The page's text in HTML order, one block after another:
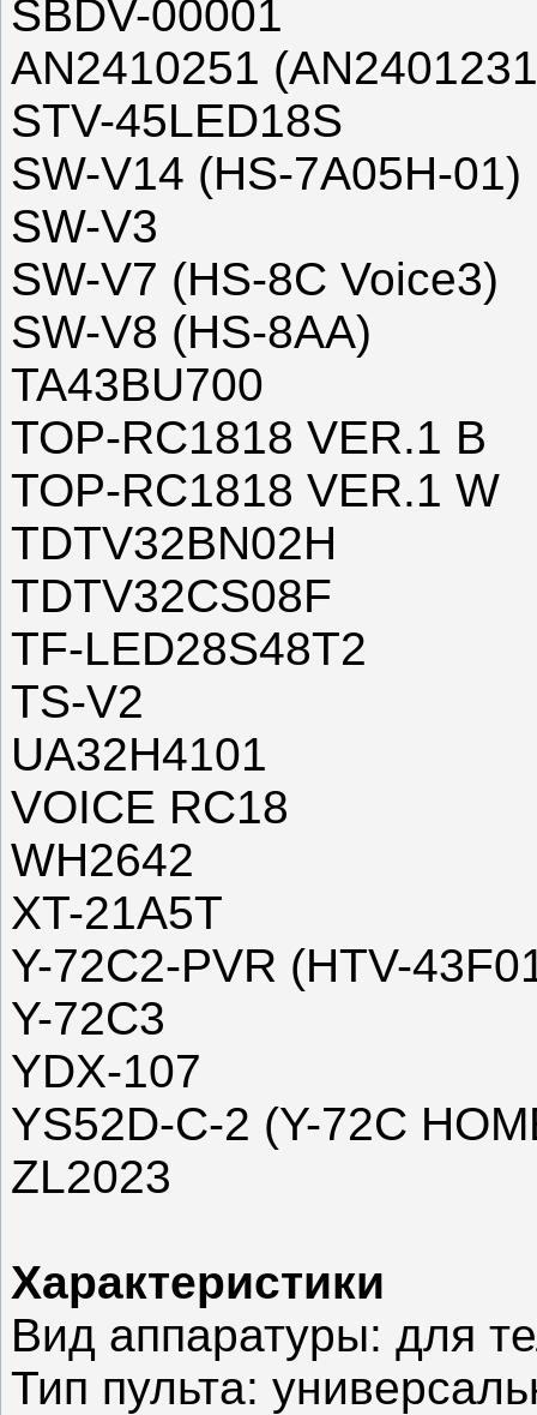
SBDV-00001
AN2410251
STV-45LED18S
SW-V14 (HS-7A05H-01)
SW-V3
SW-V7 (HS-8C Voice3)
SW-V8 (HS-8AA)
TA43BU700
TOP-RC1818 VER.1 B
TOP-RC1818 VER.1 W
TDTV32BN02H
TDTV32CS08F
TF-LED28S48T2
TS-V2
UA32H4101
VOICE RC18
WH2642
XT-21A5T
Y-72C2-PVR (HTV-
Y-72C3
YDX-107
YS52D-C-2 (Y-72C
ZL2023
Характеристики
Вид аппаратуры: для
Тип пульта: